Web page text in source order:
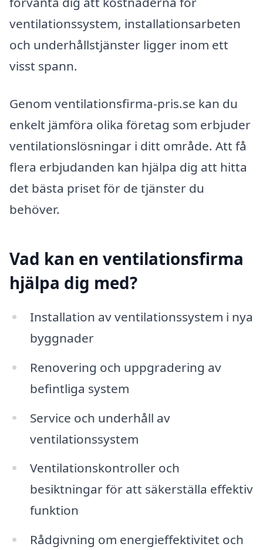
ventilationssystem, installationsarbeten
och underhållstjänster ligger inom ett
visst spann.
Genom ventilationsfirma-pris.se kan du
enkelt jämföra olika företag som erbjuder
ventilationslösningar i ditt område. Att få
flera erbjudanden kan hjälpa dig att hitta
det bästa priset för de tjänster du
behöver.
Vad kan en ventilationsfirma
hjälpa dig med?
Installation av ventilationssystem i nya
byggnader
Renovering och uppgradering av
befintliga system
Service och underhåll av
ventilationssystem
Ventilationskontroller och
besiktningar för att säkerställa effektiv
funktion
Rådgivning om energieffektivitet och